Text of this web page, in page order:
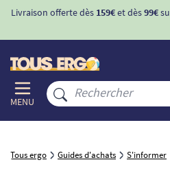
Livraison offerte dès 159€et dès99€
MENU
Tous ergo Guides d'achats S'informer